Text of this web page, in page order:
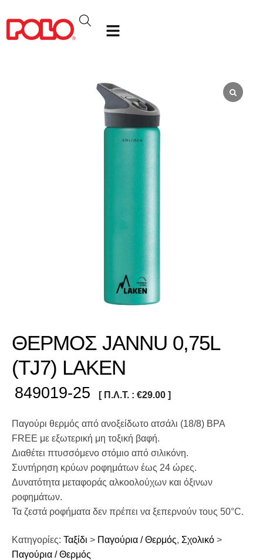
ΘΕΡΜΟΣ JANNU 0,75L
(TJ7) LAKEN
849019-25 [ Π.Λ.Τ. : €29.00 ]
Παγούρι θερμός από ανοξείδωτο ατσάλι (18/8) BPA
FREE με εξωτερική μη τοξική βαφή.
Διαθέτει πτυσσόμενο στόμιο από σιλικόνη.
Συντήρηση κρύων ροφημάτων έως 24 ώρες.
Δυνατότητα μεταφοράς αλκοολούχων και όξινων
ροφημάτων.
Τα ζεστά ροφήματα δεν πρέπει να ξεπερνούν τους 50°C.
Κατηγορίες: Ταξίδι > Παγούρια / Θερμός, Σχολικό >
Παγούρια / Θερμός